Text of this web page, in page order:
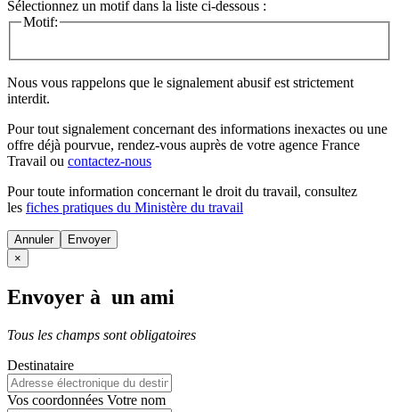
Sélectionnez un motif dans la liste ci-dessous :
Motif:
Nous vous rappelons que le signalement abusif est strictement
interdit.
Pour tout signalement concernant des informations inexactes ou une
offre déjà pourvue, rendez-vous auprès de votre agence France
Travail ou contactez-nous
Pour toute information concernant le droit du travail, consultez
les fiches pratiques du Ministère du travail
Annuler
×
Envoyer à un ami
Tous les champs sont obligatoires
Destinataire
Vos coordonnées Votre nom